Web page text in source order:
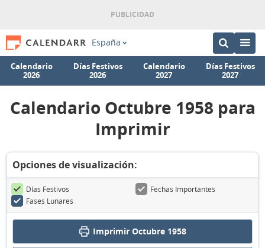
España
Calendario
2026
Días Festivos
2026
Calendario
2027
Días Festivos
2027
Calendario Octubre 1958 para
Imprimir
Opciones de visualización:
Días Festivos
Fechas Importantes
Fases Lunares
Imprimir Octubre 1958